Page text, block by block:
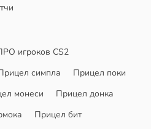
игроков CS2
симпла
Прицел поки
монеси
Прицел донка
Прицел бит